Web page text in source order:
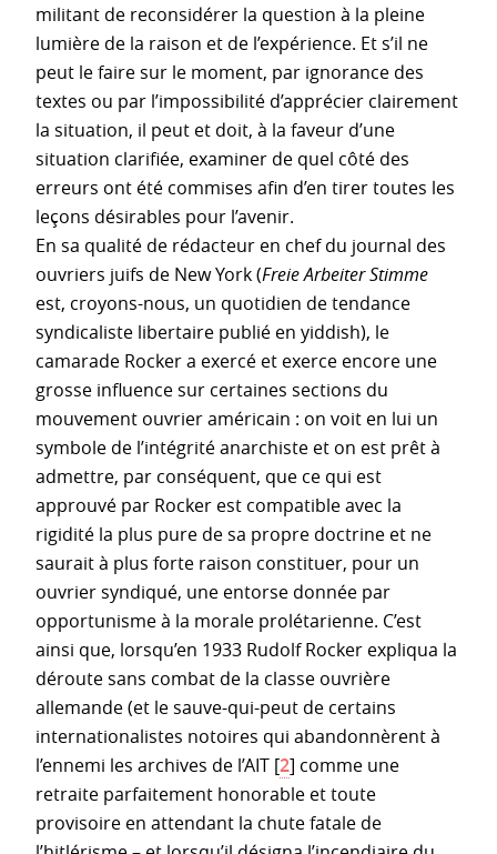
militant de reconsidérer la question à la pleine
lumière de la raison et de l’expérience. Et s’il ne
peut le faire sur le moment, par ignorance des
textes ou par l’impossibilité d’apprécier clairement
la situation, il peut et doit, à la faveur d’une
situation clarifiée, examiner de quel côté des
erreurs ont été commises afin d’en tirer toutes les
leçons désirables pour l’avenir.
En sa qualité de rédacteur en chef du journal des
ouvriers juifs de New York (Freie Arbeiter Stimme
est, croyons-nous, un quotidien de tendance
syndicaliste libertaire publié en yiddish), le
camarade Rocker a exercé et exerce encore une
grosse influence sur certaines sections du
mouvement ouvrier américain : on voit en lui un
symbole de l’intégrité anarchiste et on est prêt à
admettre, par conséquent, que ce qui est
approuvé par Rocker est compatible avec la
rigidité la plus pure de sa propre doctrine et ne
saurait à plus forte raison constituer, pour un
ouvrier syndiqué, une entorse donnée par
opportunisme à la morale prolétarienne. C’est
ainsi que, lorsqu’en 1933 Rudolf Rocker expliqua la
déroute sans combat de la classe ouvrière
allemande (et le sauve-qui-peut de certains
internationalistes notoires qui abandonnèrent à
l’ennemi les archives de l’AIT [2] comme une
retraite parfaitement honorable et toute
provisoire en attendant la chute fatale de